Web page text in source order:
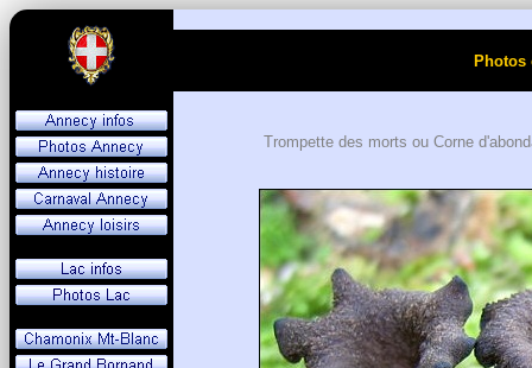
Trompette des morts ou Corne